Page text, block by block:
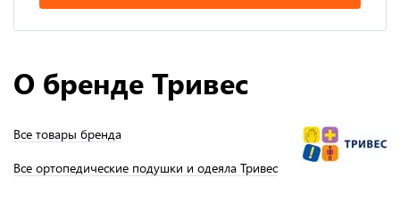
О бренде Тривес
Все товары бренда
Все ортопедические подушки и одеяла Тривес